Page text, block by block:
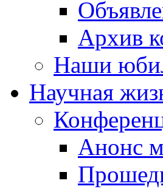
Архив
Наши
Научная
Анонс